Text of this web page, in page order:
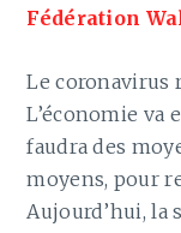
Fédération
Le coronavirus
L’économie va
faudra des
moyens, pour
Aujourd’hui, la